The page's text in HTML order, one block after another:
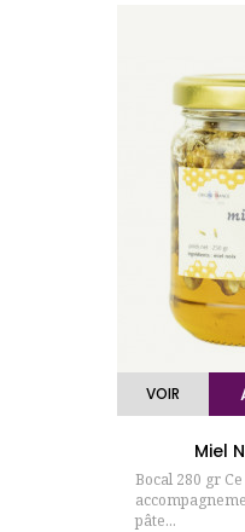
VOIR
Miel
Bocal 280 gr
pâte...